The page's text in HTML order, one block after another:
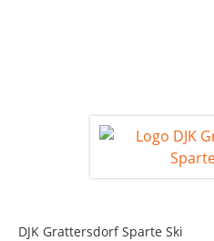
DJK Grattersdorf Sparte Ski